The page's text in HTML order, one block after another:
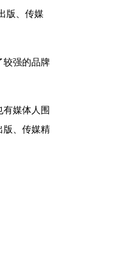
版、传媒
较强的品牌
媒体人围
版、传媒精